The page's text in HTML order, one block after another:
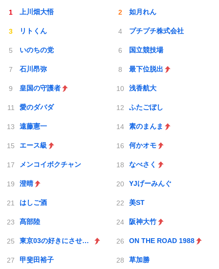
上川畑大悟 如月れん
リトくん プチプチ株式会社
いのちの党 国立競技場
石川昂弥 最下位脱出
皇国の守護者 浅香航大
愛のダバダ ふたごぼし
遠藤憲一 素のまんま
エース級 何かオモ
メンコイボクチャン なべさく
澄晴 YJげーみんぐ
はしご酒 美ST
髙部陸 阪神大竹
東京03の好きにさせるかッ ON THE ROAD 1988
甲斐田裕子 草加勝